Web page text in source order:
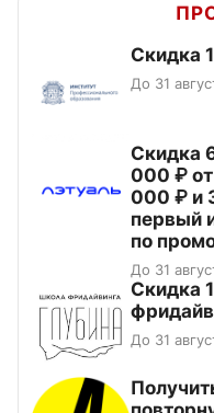
Скидка
До 31
Скидка
000 ₽
000 ₽ и
первый
по
До 31
Скидка
До 31